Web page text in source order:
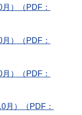
）（PDF：
）（PDF：
）（PDF：
月）（PDF：